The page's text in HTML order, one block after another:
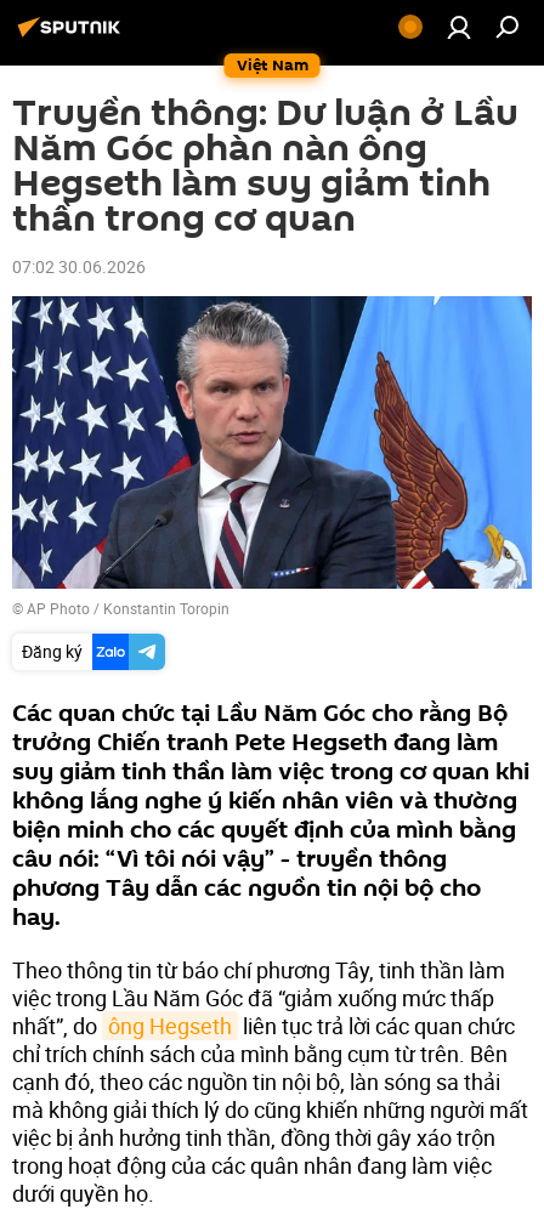
Việt Nam
Truyền thông: Dư luận ở Lầu
Năm Góc phàn nàn ông
Hegseth làm suy giảm tinh
thần trong cơ quan
07:02 30.06.2026
© AP Photo / Konstantin Toropin
Đăng ký
Các quan chức tại Lầu Năm Góc cho rằng Bộ
trưởng Chiến tranh Pete Hegseth đang làm
suy giảm tinh thần làm việc trong cơ quan khi
không lắng nghe ý kiến nhân viên và thường
biện minh cho các quyết định của mình bằng
câu nói: “Vì tôi nói vậy” - truyền thông
phương Tây dẫn các nguồn tin nội bộ cho
hay.
Theo thông tin từ báo chí phương Tây, tinh thần làm
việc trong Lầu Năm Góc đã “giảm xuống mức thấp
nhất”, do ông Hegseth liên tục trả lời các quan chức
chỉ trích chính sách của mình bằng cụm từ trên. Bên
cạnh đó, theo các nguồn tin nội bộ, làn sóng sa thải
mà không giải thích lý do cũng khiến những người mất
việc bị ảnh hưởng tinh thần, đồng thời gây xáo trộn
trong hoạt động của các quân nhân đang làm việc
dưới quyền họ.